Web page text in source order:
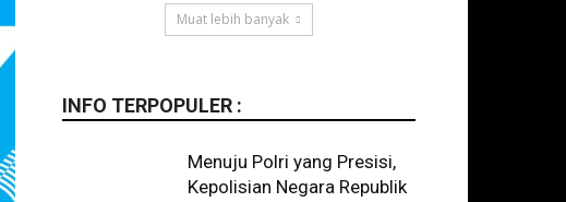
Muat lebih banyak
INFO TERPOPULER :
Menuju Polri yang Presisi,
Kepolisian Negara Republik